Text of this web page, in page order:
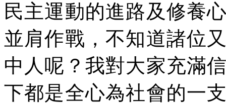
民主運動的進路及修養
並肩作戰，不知道諸位
中人呢？我對大家充滿
下都是全心為社會的一